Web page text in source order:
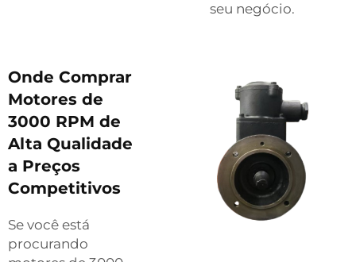
seu negócio.
Onde Comprar
Motores de
3000 RPM de
Alta Qualidade
a Preços
Competitivos
Se você está
procurando